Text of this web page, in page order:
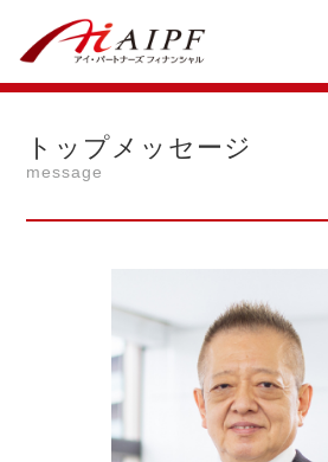
トップメッセージ
message